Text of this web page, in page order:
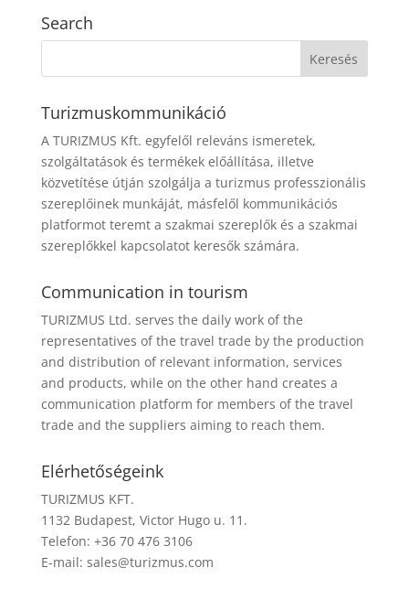
Search
Turizmuskommunikáció
A TURIZMUS Kft. egyfelől releváns ismeretek,
szolgáltatások és termékek előállítása, illetve
közvetítése útján szolgálja a turizmus professzionális
szereplőinek munkáját, másfelől kommunikációs
platformot teremt a szakmai szereplők és a szakmai
szereplőkkel kapcsolatot keresők számára.
Communication in tourism
TURIZMUS Ltd. serves the daily work of the
representatives of the travel trade by the production
and distribution of relevant information, services
and products, while on the other hand creates a
communication platform for members of the travel
trade and the suppliers aiming to reach them.
Elérhetőségeink
TURIZMUS KFT.
1132 Budapest, Victor Hugo u. 11.
Telefon: +36 70 476 3106
E-mail: sales@turizmus.com